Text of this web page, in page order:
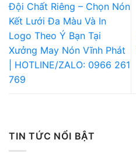
TIN TỨC NỔI BẬT
Đội Chất Riêng – Chọn Nón
Kết Lưới Đa Màu Và In
Logo Theo Ý Bạn Tại
Xưởng May Nón Vĩnh Phát
| HOTLINE/ZALO: 0966 261
769